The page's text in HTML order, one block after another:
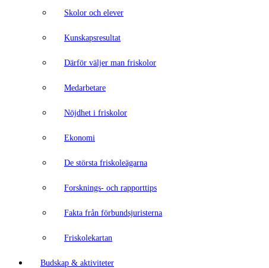
Skolor och elever
Kunskapsresultat
Därför väljer man friskolor
Medarbetare
Nöjdhet i friskolor
Ekonomi
De största friskoleägarna
Forsknings- och rapporttips
Fakta från förbundsjuristerna
Friskolekartan
Budskap & aktiviteter